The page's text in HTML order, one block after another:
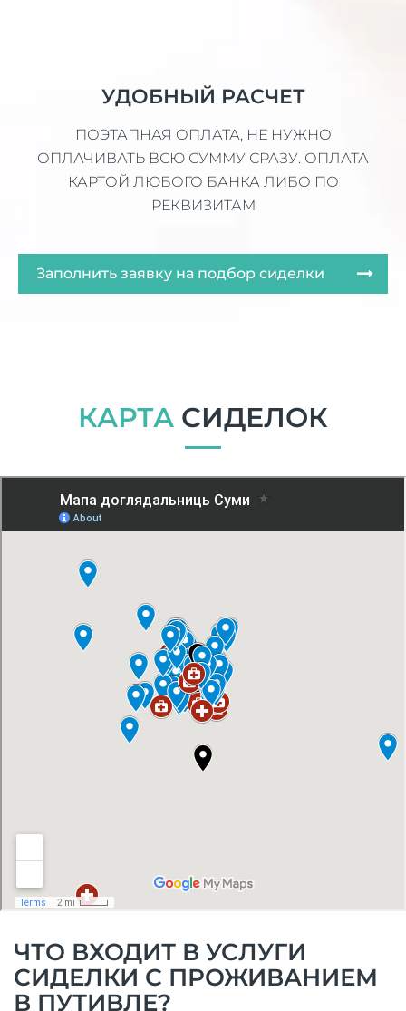
УДОБНЫЙ РАСЧЕТ
ПОЭТАПНАЯ ОПЛАТА, НЕ НУЖНО
ОПЛАЧИВАТЬ ВСЮ СУММУ СРАЗУ. ОПЛАТА
КАРТОЙ ЛЮБОГО БАНКА ЛИБО ПО
РЕКВИЗИТАМ
Заполнить заявку на подбор сиделки
КАРТА СИДЕЛОК
ЧТО ВХОДИТ В УСЛУГИ
СИДЕЛКИ С ПРОЖИВАНИЕМ
В ПУТИВЛЕ?